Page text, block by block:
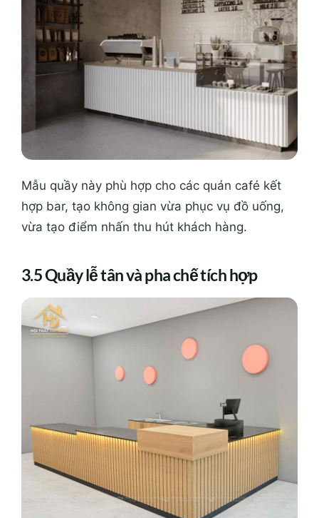
Mẫu quầy này phù hợp cho các quán café kết
hợp bar, tạo không gian vừa phục vụ đồ uống,
vừa tạo điểm nhấn thu hút khách hàng.
3.5 Quầy lễ tân và pha chế tích hợp